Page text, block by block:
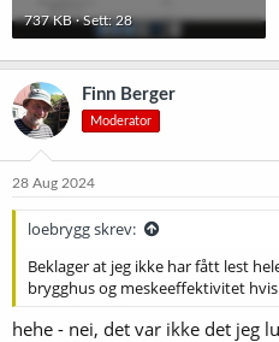
737 KB · Sett: 28
Finn Berger
Moderator
28 Aug 2024
loebrygg skrev:
Beklager at jeg ikke har fått lest
brygghus og meskeeffektivitet
hehe - nei, det var ikke det jeg